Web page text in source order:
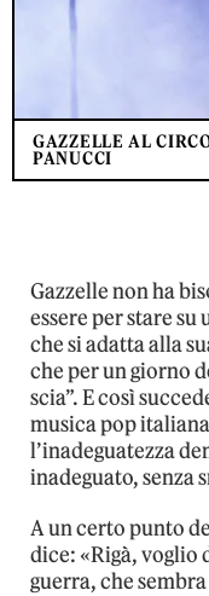
GAZZELLE AL
PANUCCI
Gazzelle non ha
essere per stare
che si adatta alla
che per un giorno
scia”. E così
musica pop
l’inadeguatezza
inadeguato, senza
A un certo punto
dice: «Rigà, voglio
guerra, che